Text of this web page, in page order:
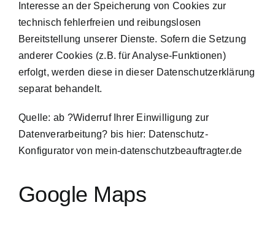
Interesse an der Speicherung von Cookies zur
technisch fehlerfreien und reibungslosen
Bereitstellung unserer Dienste. Sofern die Setzung
anderer Cookies (z.B. für Analyse-Funktionen)
erfolgt, werden diese in dieser Datenschutzerklärung
separat behandelt.
Quelle: ab ?Widerruf Ihrer Einwilligung zur
Datenverarbeitung? bis hier: Datenschutz-
Konfigurator von mein-datenschutzbeauftragter.de
Google Maps